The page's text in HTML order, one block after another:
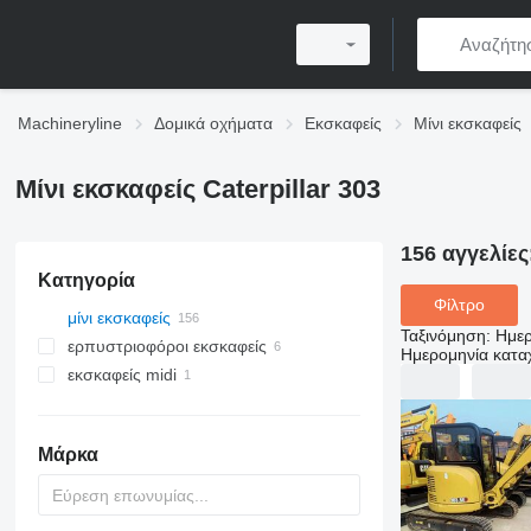
Machineryline Δομικά οχήματα Εκσκαφείς Μίνι εκσκαφείς
Μίνι εκσκαφείς Caterpillar 303
Κατηγορία
μίνι εκσκαφείς
ερπυστριοφόροι εκσκαφείς
εκσκαφείς midi
Μάρκα
156
Φίλτρο
Ταξινόμηση:
Ημερομηνία